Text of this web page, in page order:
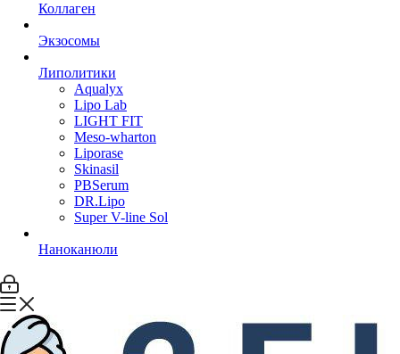
Коллаген
Экзосомы
Липолитики
Aqualyx
Lipo Lab
LIGHT FIT
Meso-wharton
Liporase
Skinasil
PBSerum
DR.Lipo
Super V-line Sol
Наноканюли